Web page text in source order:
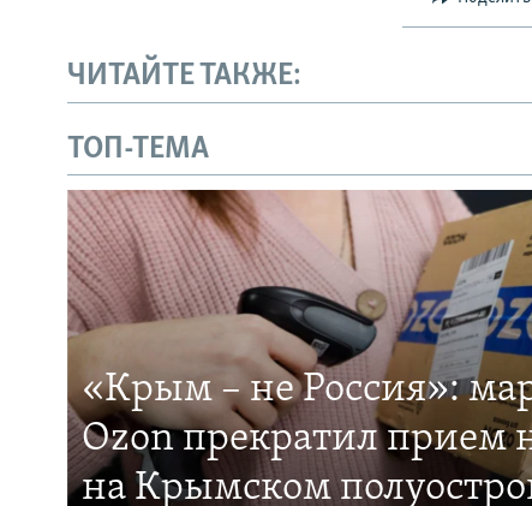
ЧИТАЙТЕ ТАКЖЕ:
ТОП-ТЕМА
«Крым – не Россия»:
Ozon прекратил прием
на Крымском